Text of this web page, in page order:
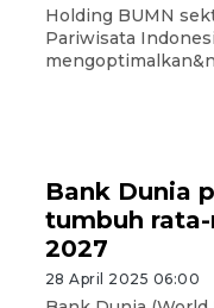
Holding BUMN
Pariwisata
Bank Dunia
tumbuh
2027
28 April 2025 06:00